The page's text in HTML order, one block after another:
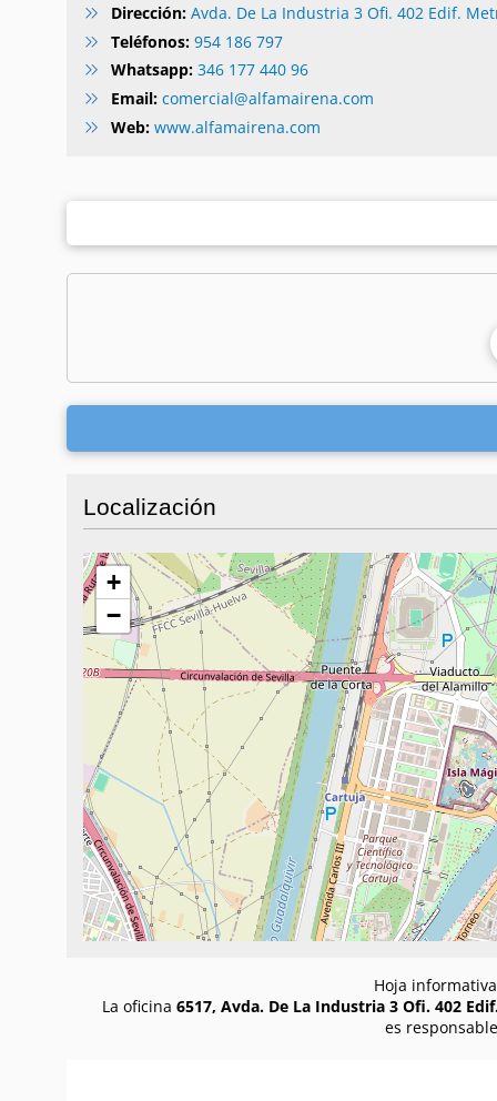
Dirección: Avda. De La Industria 3 Ofi. 402 Edif.
Teléfonos: 954 186 797
Whatsapp: 346 177 440 96
Email: comercial@alfamairena.com
Web: www.alfamairena.com
Localización
+
−
Hoja
La oficina 6517, Avda. De La Industria 3 Ofi. 402
es